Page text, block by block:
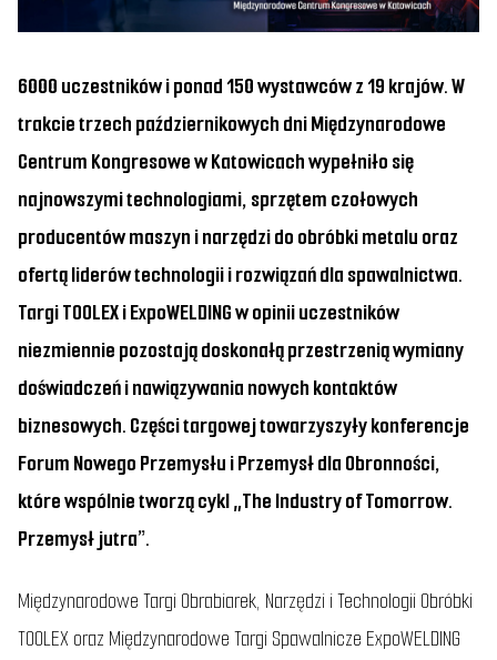
6000 uczestników i ponad 150 wystawców z 19 krajów. W
trakcie trzech październikowych dni Międzynarodowe
Centrum Kongresowe w Katowicach wypełniło się
najnowszymi technologiami, sprzętem czołowych
producentów maszyn i narzędzi do obróbki metalu oraz
ofertą liderów technologii i rozwiązań dla spawalnictwa.
Targi TOOLEX i ExpoWELDING w opinii uczestników
niezmiennie pozostają doskonałą przestrzenią wymiany
doświadczeń i nawiązywania nowych kontaktów
biznesowych. Części targowej towarzyszyły konferencje
Forum Nowego Przemysłu i Przemysł dla Obronności,
które wspólnie tworzą cykl „The Industry of Tomorrow.
Przemysł jutra”.
Międzynarodowe Targi Obrabiarek, Narzędzi i Technologii Obróbki
TOOLEX oraz Międzynarodowe Targi Spawalnicze ExpoWELDING